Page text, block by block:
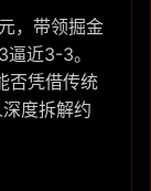
，带领掘金
近3-3。
否凭借传统
度拆解约